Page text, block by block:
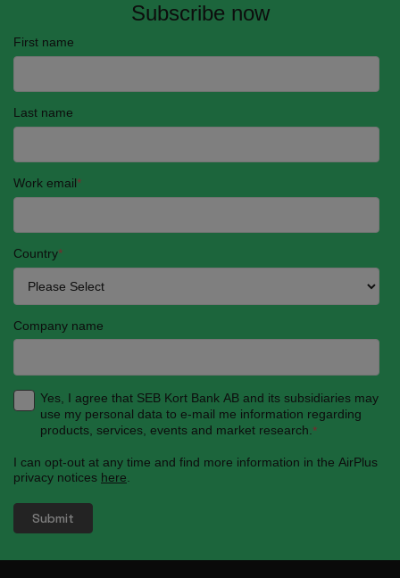
Subscribe now
First name
Last name
Work email*
Country*
Company name
Yes, I agree that SEB Kort Bank AB and its subsidiaries may
use my personal data to e-mail me information regarding
products, services, events and market research. *
I can opt-out at any time and find more information in the AirPlus
privacy notices here